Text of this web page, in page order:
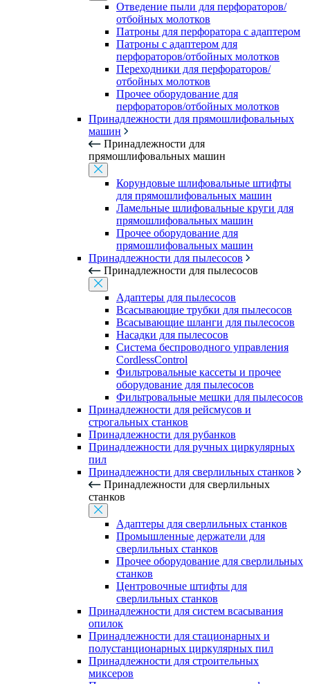
Отведение пыли для перфораторов/
отбойных молотков
Патроны для перфоратора с адаптером
Патроны с адаптером для
перфораторов/отбойных молотков
Переходники для перфораторов/
отбойных молотков
Прочее оборудование для
перфораторов/отбойных молотков
Принадлежности для прямошлифовальных
машин
Принадлежности для
прямошлифовальных машин
Корундовые шлифовальные штифты
для прямошлифовальных машин
Ламельные шлифовальные круги для
прямошлифовальных машин
Прочее оборудование для
прямошлифовальных машин
Принадлежности для пылесосов
Принадлежности для пылесосов
Адаптеры для пылесосов
Всасывающие трубки для пылесосов
Всасывающие шланги для пылесосов
Насадки для пылесосов
Система беспроводного управления
CordlessControl
Фильтровальные кассеты и прочее
оборудование для пылесосов
Фильтровальные мешки для пылесосов
Принадлежности для рейсмусов и
строгальных станков
Принадлежности для рубанков
Принадлежности для ручных циркулярных
пил
Принадлежности для сверлильных станков
Принадлежности для сверлильных
станков
Адаптеры для сверлильных станков
Промышленные держатели для
сверлильных станков
Прочее оборудование для сверлильных
станков
Центровочные штифты для
сверлильных станков
Принадлежности для систем всасывания
опилок
Принадлежности для стационарных и
полустанционарных циркулярных пил
Принадлежности для строительных
миксеров